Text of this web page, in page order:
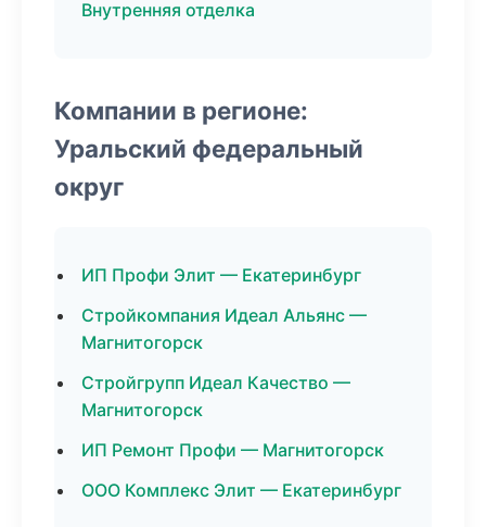
Внутренняя отделка
Компании в регионе:
Уральский федеральный
округ
ИП Профи Элит — Екатеринбург
Стройкомпания Идеал Альянс —
Магнитогорск
Стройгрупп Идеал Качество —
Магнитогорск
ИП Ремонт Профи — Магнитогорск
ООО Комплекс Элит — Екатеринбург